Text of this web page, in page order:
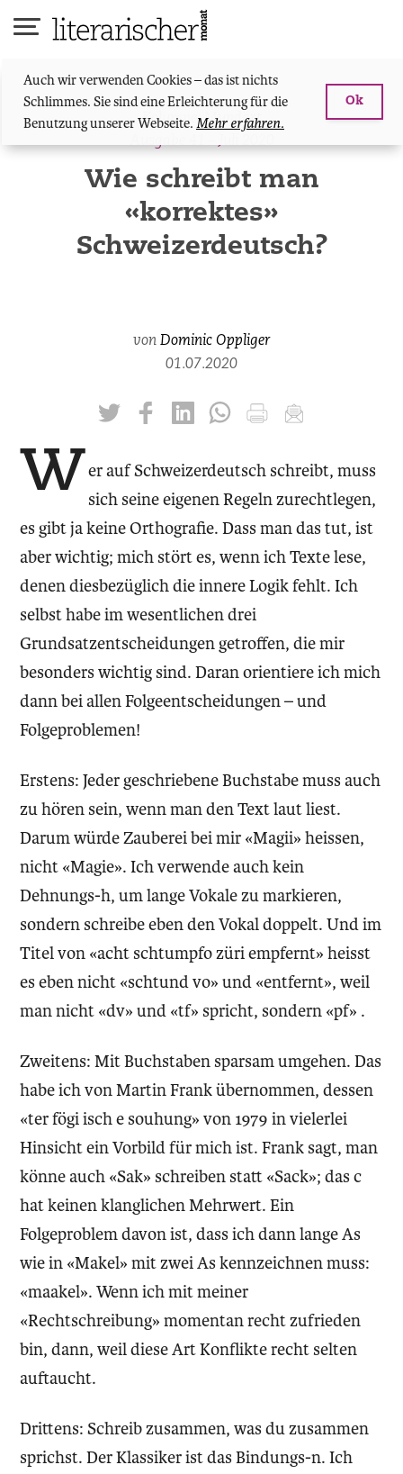
Auch wir verwenden Cookies – das ist nichts
Schlimmes. Sie sind eine Erleichterung für die
Benutzung unserer Webseite. Mehr erfahren.
Ok
Kolumne: Mundart
Wie schreibt man
«korrektes»
Schweizerdeutsch?
von Dominic Oppliger
01.07.2020
twittern liken teilen teilen drucken
W er auf Schweizerdeutsch schreibt, muss
sich seine eigenen Regeln zurechtlegen,
es gibt ja keine Orthografie. Dass man das tut, ist
aber wichtig; mich stört es, wenn ich Texte lese,
denen diesbezüglich die innere Logik fehlt. Ich
selbst habe im wesentlichen drei
Grundsatzentscheidungen getroffen, die mir
besonders wichtig sind. Daran orientiere ich mich
dann bei allen Folgeentscheidungen – und
Folgeproblemen!
Erstens: Jeder geschriebene Buchstabe muss auch
zu hören sein, wenn man den Text laut liest.
Darum würde Zauberei bei mir «Magii» heissen,
nicht «Magie». Ich verwende auch kein
Dehnungs-h, um lange Vokale zu markieren,
sondern schreibe eben den Vokal doppelt. Und im
Titel von «acht schtumpfo züri empfernt» heisst
es eben nicht «schtund vo» und «entfernt», weil
man nicht «dv» und «tf» spricht, sondern «pf» .
Zweitens: Mit Buchstaben sparsam umgehen. Das
habe ich von Martin Frank übernommen, dessen
«ter fögi isch e souhung» von 1979 in vielerlei
Hinsicht ein Vorbild für mich ist. Frank sagt, man
könne auch «Sak» schreiben statt «Sack»; das c
hat keinen klanglichen Mehrwert. Ein
Folgeproblem davon ist, dass ich dann lange As
wie in «Makel» mit zwei As kennzeichnen muss:
«maakel». Wenn ich mit meiner
«Rechtschreibung» momentan recht zufrieden
bin, dann, weil diese Art Konflikte recht selten
auftaucht.
Drittens: Schreib zusammen, was du zusammen
sprichst. Der Klassiker ist das Bindungs-n. Ich